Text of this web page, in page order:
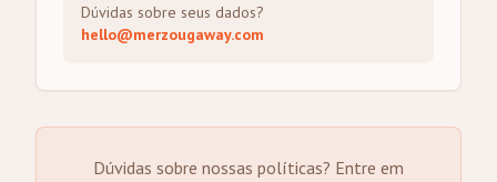
Dúvidas sobre seus dados?
hello@merzougaway.com
Dúvidas sobre nossas políticas? Entre em